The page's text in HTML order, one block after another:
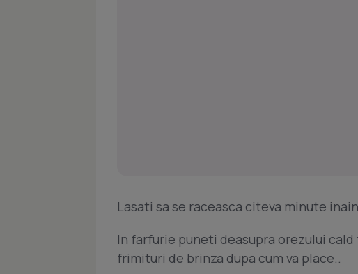
Lasati sa se raceasca citeva minute
In farfurie puneti deasupra orezului
frimituri de brinza dupa cum va place..